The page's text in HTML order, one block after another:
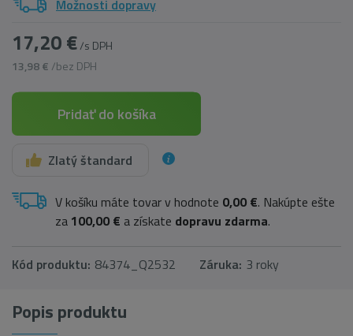
Možnosti dopravy
17,20 €/s DPH
13,98 € /bez DPH
Pridať do košíka
Zlatý štandard
V košíku máte tovar v hodnote 0,00 €. Nakúpte ešte
za 100,00 € a získate dopravu zdarma.
Kód produktu: 84374_Q2532 Záruka: 3 roky
Popis produktu